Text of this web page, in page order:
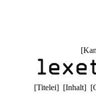
[
[Titelei] [Inhalt] [